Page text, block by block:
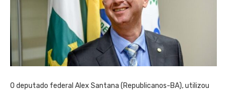
O deputado federal Alex Santana (Republicanos-BA), utilizou